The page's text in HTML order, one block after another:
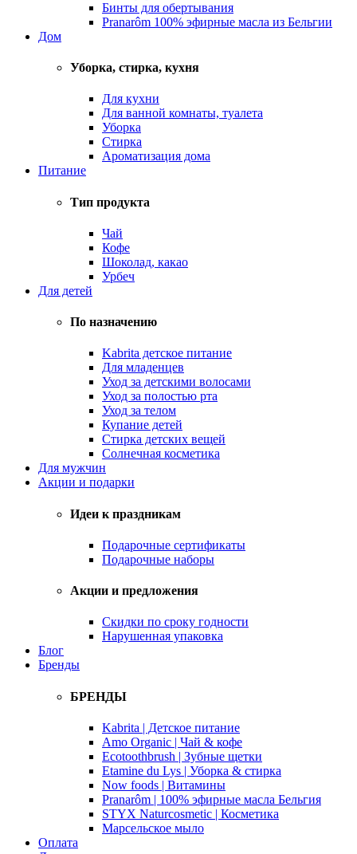
Бинты для обертывания
Pranarôm 100% эфирные масла из Бельгии
Дом
Уборка, стирка, кухня
Для кухни
Для ванной комнаты, туалета
Уборка
Стирка
Ароматизация дома
Питание
Тип продукта
Чай
Кофе
Шоколад, какао
Урбеч
Для детей
По назначению
Kabrita детское питание
Для младенцев
Уход за детскими волосами
Уход за полостью рта
Уход за телом
Купание детей
Стирка детских вещей
Солнечная косметика
Для мужчин
Акции и подарки
Идеи к праздникам
Подарочные сертификаты
Подарочные наборы
Акции и предложения
Скидки по сроку годности
Нарушенная упаковка
Блог
Бренды
БРЕНДЫ
Kabrita | Детское питание
Amo Organic | Чай & кофе
Ecotoothbrush | Зубные щетки
Etamine du Lys | Уборка & стирка
Now foods | Витамины
Pranarôm | 100% эфирные масла Бельгия
STYX Naturcosmetic | Косметика
Марсельское мыло
Оплата